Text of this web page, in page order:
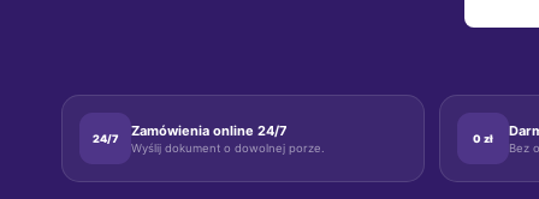
24/7 Zamówienia online 24/7
Wyślij dokument o dowolnej porze.
0 zł
Bez